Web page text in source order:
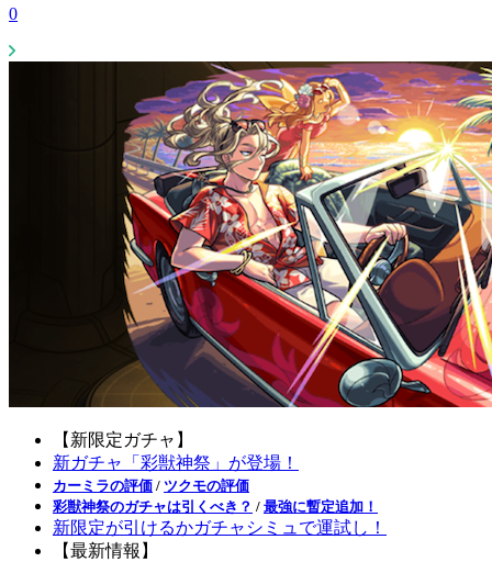
0
【新限定ガチャ】
新ガチャ「彩獣神祭」が登場！
カーミラの評価 / ツクモの評価
彩獣神祭のガチャは引くべき？ / 最強に暫定追加！
新限定が引けるかガチャシミュで運試し！
【最新情報】